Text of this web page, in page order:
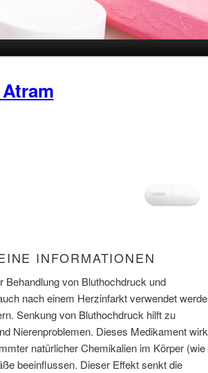
INFORMATIONEN
von Bluthochdruck und
nach einem Herzinfarkt verwendet
Senkung von Bluthochdruck hilft zu
Nierenproblemen. Dieses Medikament
natürlicher Chemikalien im Körper (wie
beeinflussen. Dieser Effekt senkt die